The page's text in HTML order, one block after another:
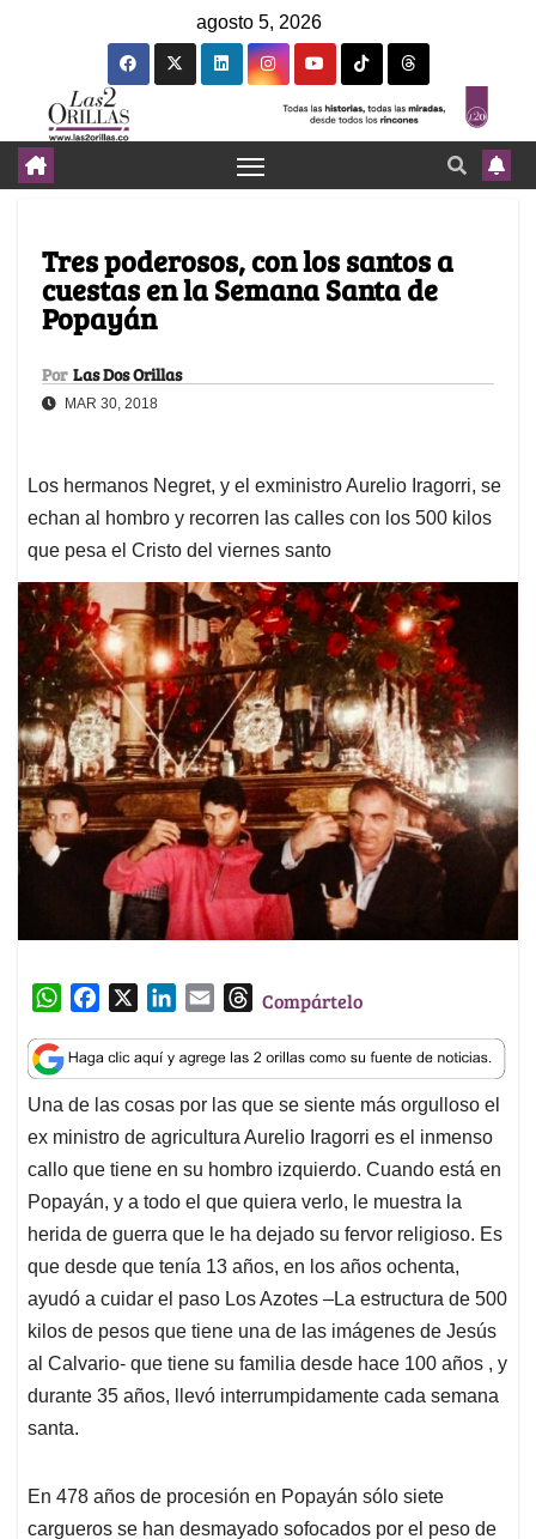
agosto 5, 2026
Tres poderosos, con los santos a
cuestas en la Semana Santa de
Popayán
Por Las Dos Orillas
MAR 30, 2018
Los hermanos Negret, y el exministro Aurelio Iragorri, se
echan al hombro y recorren las calles con los 500 kilos
que pesa el Cristo del viernes santo
W
a
t
s
A
p
p
c
e
b
o
o
k
n
k
e
d
I
n
a
i
l
T
r
e
a
d
s
Compártelo
Una de las cosas por las que se siente más orgulloso el
ex ministro de agricultura Aurelio Iragorri es el inmenso
callo que tiene en su hombro izquierdo. Cuando está en
Popayán, y a todo el que quiera verlo, le muestra la
herida de guerra que le ha dejado su fervor religioso. Es
que desde que tenía 13 años, en los años ochenta,
ayudó a cuidar el paso Los Azotes –La estructura de 500
kilos de pesos que tiene una de las imágenes de Jesús
al Calvario- que tiene su familia desde hace 100 años , y
durante 35 años, llevó interrumpidamente cada semana
santa.
En 478 años de procesión en Popayán sólo siete
cargueros se han desmayado sofocados por el peso de